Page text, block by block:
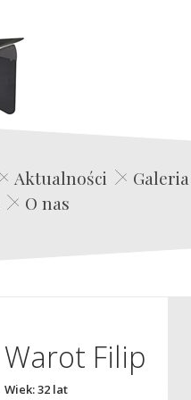
Edwin Film Agencja Aktorska
Aktualności
Galeria
O nas
Warot Filip
Wiek: 32 lat